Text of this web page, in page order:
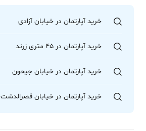
خرید آپارتمان در خیابان آزادی
خرید آپارتمان در 45 متری زرند
خرید آپارتمان در خیابان جیحون
خرید آپارتمان در خیابان قصرالدشت